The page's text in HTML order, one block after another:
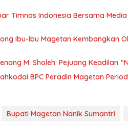
Timnas Indonesia Bersama
Ibu-Ibu Magetan Kembangkan
M. Sholeh: Pejuang Keadilan
BPC Peradin Magetan
Bupati Magetan Nanik Sumantri